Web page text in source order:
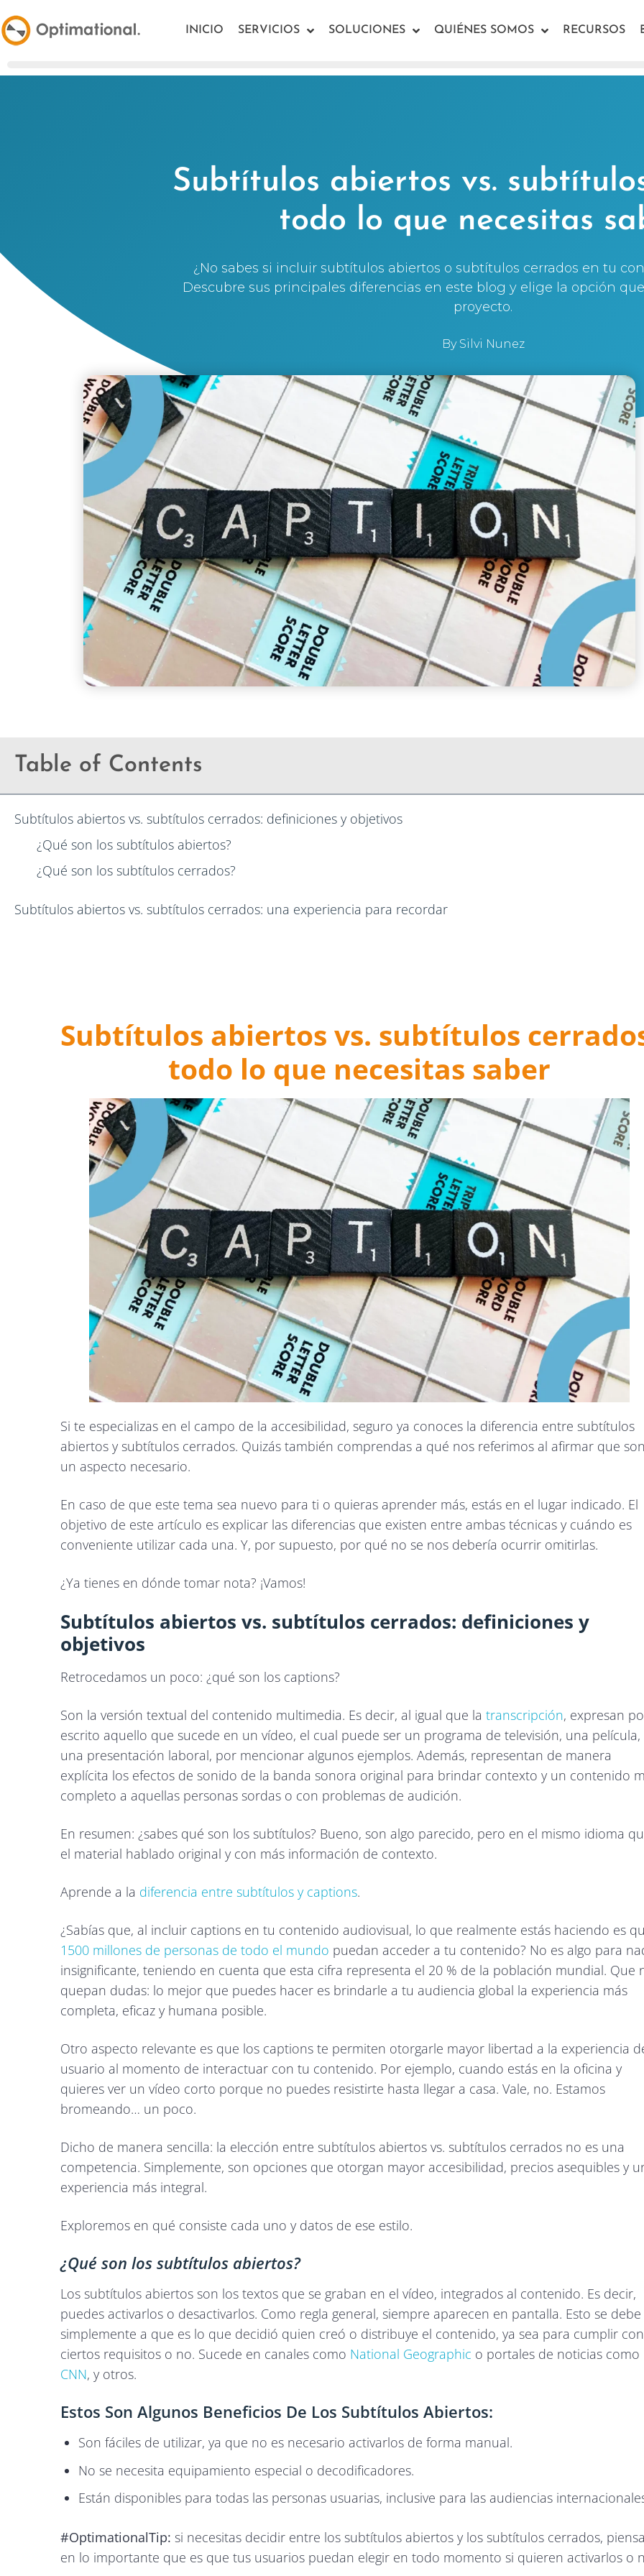
INICIO SERVICIOS SOLUCIONES QUIÉNES SOMOS RECURSOS
Subtítulos abiertos vs.
todo lo que necesitas
¿No sabes si incluir subtítulos abiertos o subtítulos cerrados en tu
Descubre sus principales diferencias en este blog y elige la opción
proyecto.
BySilvi Nunez
Table of Contents
Subtítulos abiertos vs. subtítulos cerrados: definiciones y objetivos
¿Qué son los subtítulos abiertos?
¿Qué son los subtítulos cerrados?
Subtítulos abiertos vs. subtítulos cerrados: una experiencia para recordar
Subtítulos abiertos vs. subtítulos
todo lo que necesitas saber
Si te especializas en el campo de la accesibilidad, seguro ya conoces la diferencia entre subtítulos
abiertos y subtítulos cerrados. Quizás también comprendas a qué nos referimos al afirmar que
un aspecto necesario.
En caso de que este tema sea nuevo para ti o quieras aprender más, estás en el lugar indicado. El
objetivo de este artículo es explicar las diferencias que existen entre ambas técnicas y cuándo es
conveniente utilizar cada una. Y, por supuesto, por qué no se nos debería ocurrir omitirlas.
¿Ya tienes en dónde tomar nota? ¡Vamos!
Subtítulos abiertos vs. subtítulos cerrados: definiciones y
objetivos
Retrocedamos un poco: ¿qué son los captions?
Son la versión textual del contenido multimedia. Es decir, al igual que la transcripción, expresan
escrito aquello que sucede en un vídeo, el cual puede ser un programa de televisión, una película,
una presentación laboral, por mencionar algunos ejemplos. Además, representan de manera
explícita los efectos de sonido de la banda sonora original para brindar contexto y un contenido
completo a aquellas personas sordas o con problemas de audición.
En resumen: ¿sabes qué son los subtítulos? Bueno, son algo parecido, pero en el mismo idioma
el material hablado original y con más información de contexto.
Aprende a la diferencia entre subtítulos y captions.
¿Sabías que, al incluir captions en tu contenido audiovisual, lo que realmente estás haciendo es
1500 millones de personas de todo el mundo puedan acceder a tu contenido? No es algo para
insignificante, teniendo en cuenta que esta cifra representa el 20 % de la población mundial. Que
quepan dudas: lo mejor que puedes hacer es brindarle a tu audiencia global la experiencia más
completa, eficaz y humana posible.
Otro aspecto relevante es que los captions te permiten otorgarle mayor libertad a la experiencia
usuario al momento de interactuar con tu contenido. Por ejemplo, cuando estás en la oficina y
quieres ver un vídeo corto porque no puedes resistirte hasta llegar a casa. Vale, no. Estamos
bromeando… un poco.
Dicho de manera sencilla: la elección entre subtítulos abiertos vs. subtítulos cerrados no es una
competencia. Simplemente, son opciones que otorgan mayor accesibilidad, precios asequibles y
experiencia más integral.
Exploremos en qué consiste cada uno y datos de ese estilo.
¿Qué son los subtítulos abiertos?
Los subtítulos abiertos son los textos que se graban en el vídeo, integrados al contenido. Es decir,
puedes activarlos o desactivarlos. Como regla general, siempre aparecen en pantalla. Esto se debe
simplemente a que es lo que decidió quien creó o distribuye el contenido, ya sea para cumplir con
ciertos requisitos o no. Sucede en canales como National Geographic o portales de noticias como
CNN, y otros.
Estos Son Algunos Beneficios De Los Subtítulos Abiertos:
Son fáciles de utilizar, ya que no es necesario activarlos de forma manual.
No se necesita equipamiento especial o decodificadores.
Están disponibles para todas las personas usuarias, inclusive para las audiencias
#OptimationalTip: si necesitas decidir entre los subtítulos abiertos y los subtítulos cerrados,
en lo importante que es que tus usuarios puedan elegir en todo momento si quieren activarlos o